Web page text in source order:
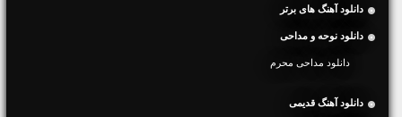
دانلود آهنگ های برتر
دانلود نوحه و مداحی
دانلود مداحی محرم
دانلود آهنگ قدیمی